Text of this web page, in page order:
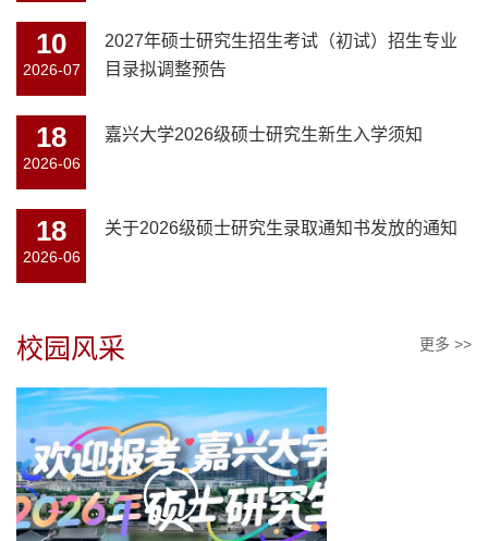
10
2026-07
2027年硕士研究生招生考试（初试）招生专业
目录拟调整预告
18
2026-06
嘉兴大学2026级硕士研究生新生入学须知
18
2026-06
关于2026级硕士研究生录取通知书发放的通知
校园风采 更多 >>